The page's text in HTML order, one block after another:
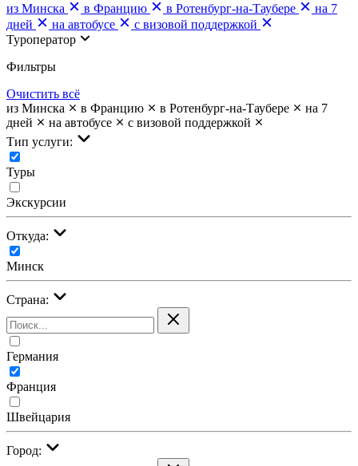
из Минска
в Францию в Ротенбург-на-Таубере
на 7
дней
на автобусе
с визовой поддержкой
Туроператор
Фильтры
Очистить всё
из Минска
в Францию в Ротенбург-на-Таубере
на 7
дней
на автобусе
с визовой поддержкой
Тип услуги:
Туры
Экскурсии
Откуда:
Минск
Страна:
Германия
Франция
Швейцария
Город: